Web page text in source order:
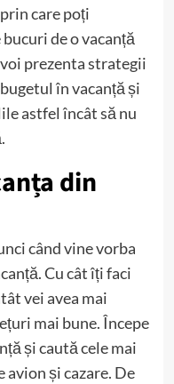
care poți
de o vacanță
prezenta strategii
în vacanță și
astfel încât să nu
din
când vine vorba
Cu cât îți faci
vei avea mai
mai bune. Începe
și caută cele mai
și cazare. De